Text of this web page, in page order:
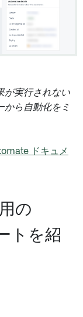
が実行されない
から自動化をミ
ドキュメ
の
トを紹